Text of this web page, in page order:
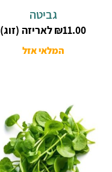
גביטה
₪11.00 לאריזה (זוג)
המלאי אזל